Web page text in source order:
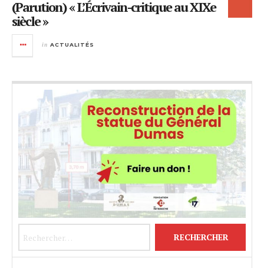
(Parution) « L’Écrivain-critique au XIXe
siècle »
in ACTUALITÉS